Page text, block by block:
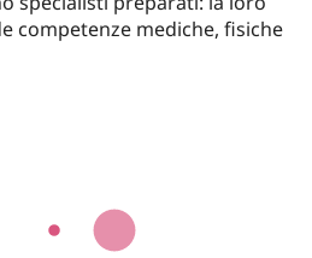
competenze mediche, fisiche